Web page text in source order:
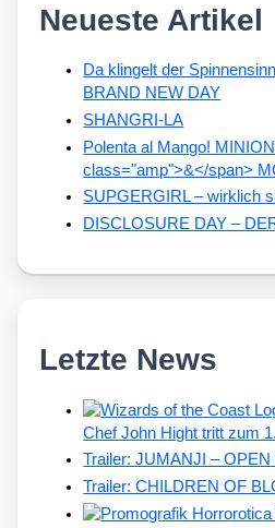
Neueste Artikel
Da klingelt der
BRAND NEW DAY
SHANGRI-LA
Polenta al Mango!
class="amp">&</span>
SUPGERGIRL – wirklich
DISCLOSURE DAY –
Letzte News
Chef John Hight tritt zum
Trailer: JUMANJI – OPEN
Trailer: CHILDREN OF